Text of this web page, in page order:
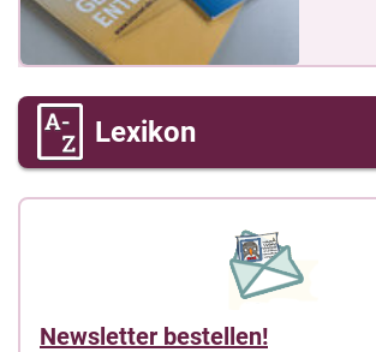
Lexikon
Newsletter bestellen!